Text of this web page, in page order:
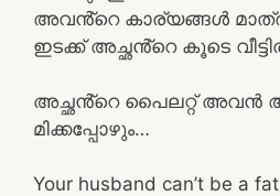
അവൻ്റെ കാര്യങ്ങൾ
ഇടക്ക് അച്ഛൻ്റെ കൂടെ
അച്ഛൻ്റെ പൈലറ്റ് അവൻ
മിക്കപ്പോഴും…
Your husband can’t be a